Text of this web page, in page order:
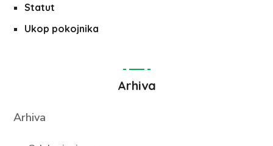
Statut
Ukop pokojnika
Arhiva
Arhiva